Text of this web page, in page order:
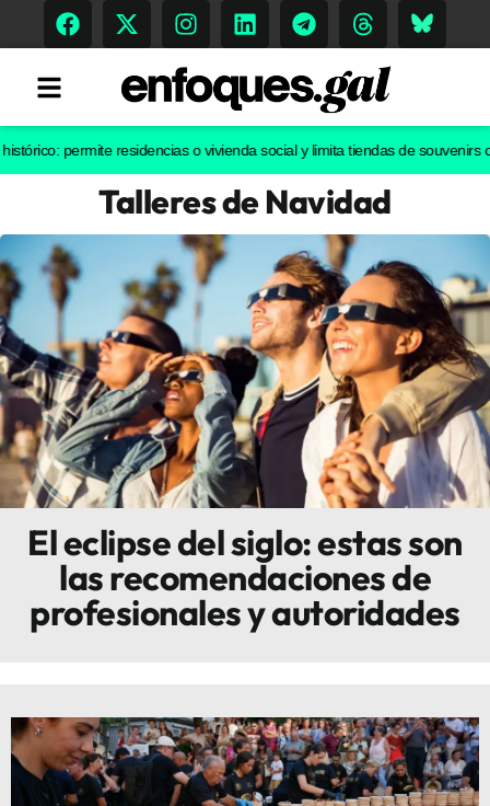
Memoria Histórica
Gastronomía
Escenarios
Sostenibilidad
Innova
permite residencias o vivienda social y limita tiendas de souvenirs o
Talleres de Navidad
El eclipse del siglo: estas son
las recomendaciones de
profesionales y autoridades